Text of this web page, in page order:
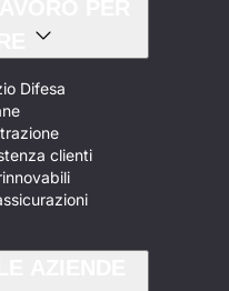
Difesa
clienti